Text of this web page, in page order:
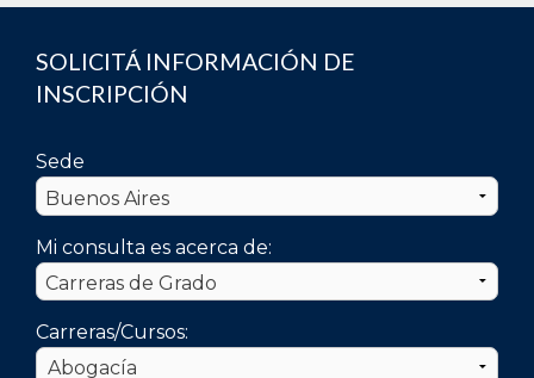
SOLICITÁ INFORMACIÓN DE
INSCRIPCIÓN
Sede
Mi consulta es acerca de:
Carreras/Cursos: